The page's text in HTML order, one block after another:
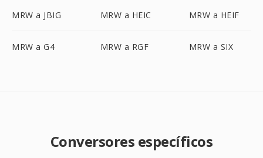
MRW a JBIG MRW a HEIC MRW a HEIF
MRW a G4 MRW a RGF MRW a SIX
Conversores específicos